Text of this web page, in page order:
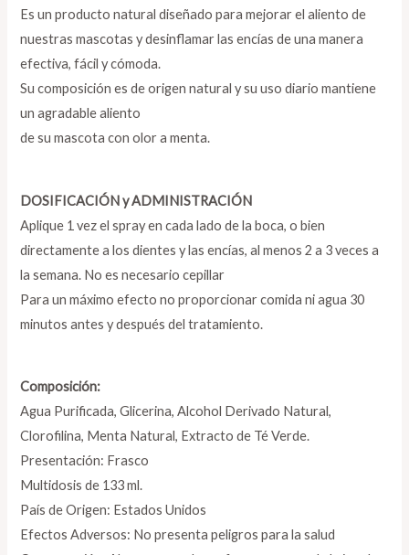
Es un producto natural diseñado para mejorar el aliento de
nuestras mascotas y desinflamar las encías de una manera
efectiva, fácil y cómoda.
Su composición es de origen natural y su uso diario mantiene
un agradable aliento
de su mascota con olor a menta.
DOSIFICACIÓN y ADMINISTRACIÓN
Aplique 1 vez el spray en cada lado de la boca, o bien
directamente a los dientes y las encías, al menos 2 a 3 veces a
la semana. No es necesario cepillar
Para un máximo efecto no proporcionar comida ni agua 30
minutos antes y después del tratamiento.
Composición:
Agua Purificada, Glicerina, Alcohol Derivado Natural,
Clorofilina, Menta Natural, Extracto de Té Verde.
Presentación: Frasco
Multidosis de 133 ml.
País de Origen: Estados Unidos
Efectos Adversos: No presenta peligros para la salud